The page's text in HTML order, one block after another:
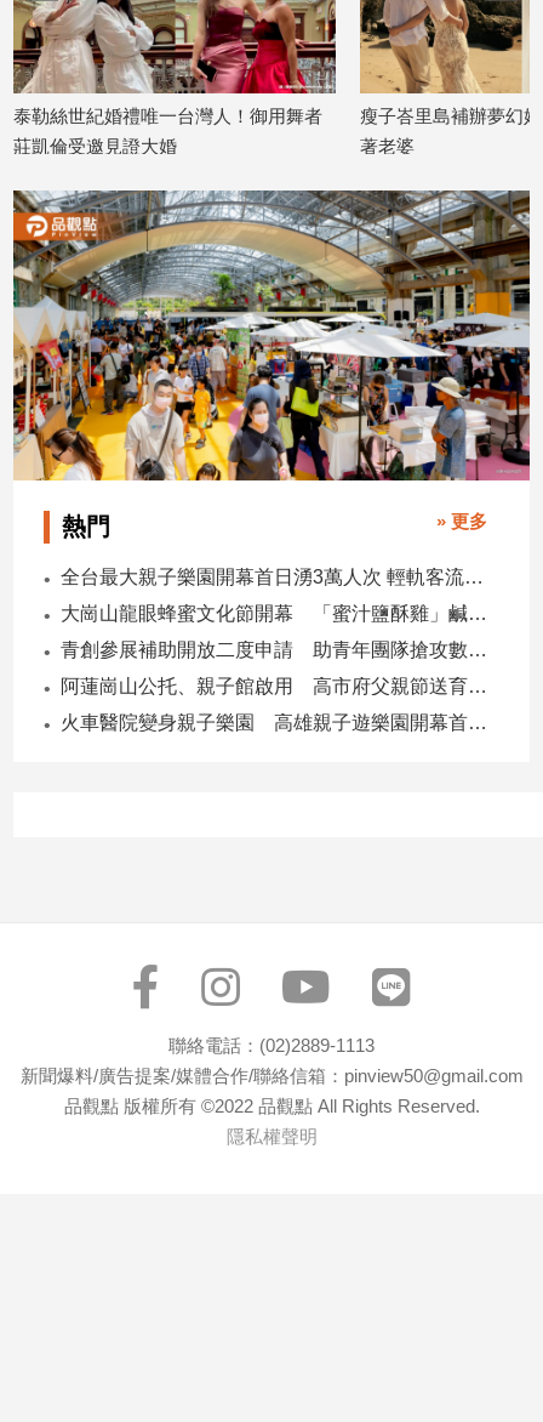
聞
流
行/
時
尚
星
生
活
建
築/
室
內
設
美
星
命
理
文
創
紀婚禮唯一台灣人！御用舞者
邀見證大婚
瘦子峇里島補辦夢幻婚禮！全
熱門 » 更多
全台最大親子樂園開幕首日湧3萬人次 輕軌客流增20倍
大崗山龍眼蜂蜜文化節開幕 「蜜汁鹽酥雞」鹹甜跨界搶話題
青創參展補助開放二度申請 助青年團隊搶攻數位轉型商機
阿蓮崗山公托、親子館啟用 高市府父親節送育兒暖禮
火車醫院變身親子樂園 高雄親子遊樂園開幕首日爆棚
聯絡電話：(02)2889-1113
新聞爆料/廣告提案/媒體合作/聯絡信箱：pinview50@gmail.com
品觀點 版權所有 ©2022 品觀點 All Rights Reserved.
隱私權聲明